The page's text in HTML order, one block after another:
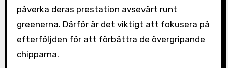
påverka deras prestation avsevärt runt
greenerna. Därför är det viktigt att fokusera på
efterföljden för att förbättra de övergripande
chipparna.